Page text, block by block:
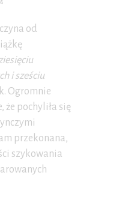
od
i sześciu
Ogromnie
że pochyliła się
przekonana,
szykowania